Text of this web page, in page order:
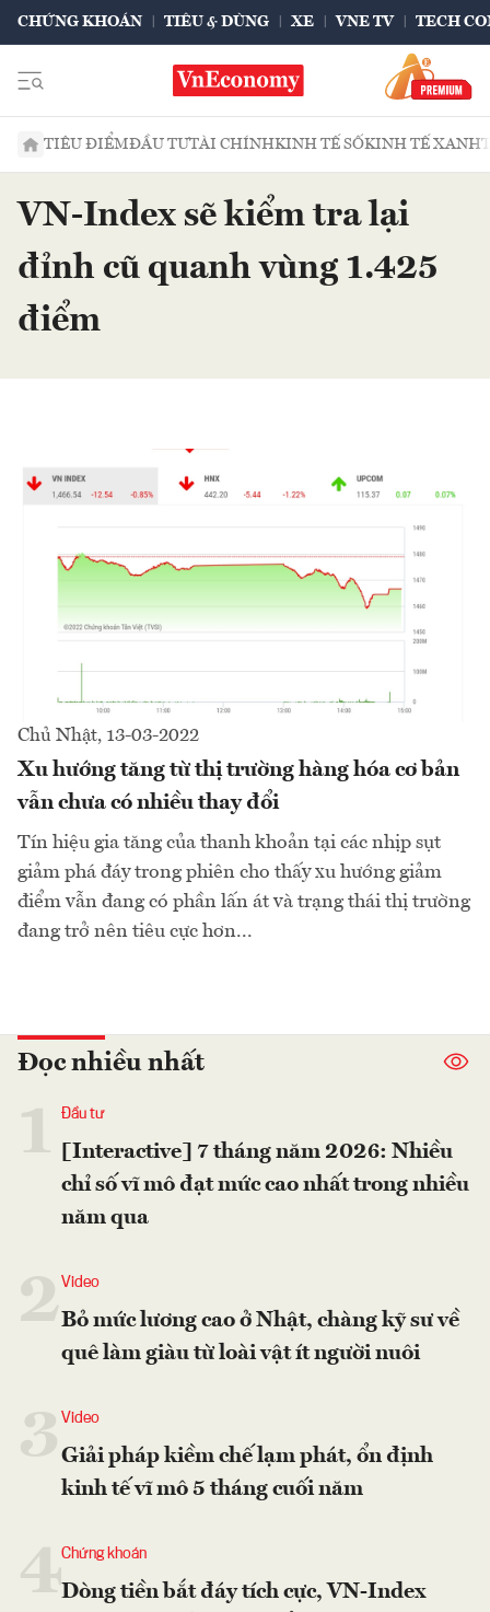
CHỨNG KHOÁN TIÊU & DÙNG XE VNE TV TECH
TIÊU ĐIỂMĐẦU TƯTÀI CHÍNHKINH TẾ SỐKINH TẾ XANH
VN-Index sẽ kiểm tra lại
đỉnh cũ quanh vùng 1.425
điểm
Chủ Nhật, 13-03-2022
Xu hướng tăng từ thị trường hàng hóa cơ bản
vẫn chưa có nhiều thay đổi
Tín hiệu gia tăng của thanh khoản tại các nhịp sụt
giảm phá đáy trong phiên cho thấy xu hướng giảm
điểm vẫn đang có phần lấn át và trạng thái thị trường
đang trở nên tiêu cực hơn...
Đọc nhiều nhất
Đầu tư
[Interactive] 7 tháng năm 2026: Nhiều
chỉ số vĩ mô đạt mức cao nhất trong nhiều
năm qua
2Video
Bỏ mức lương cao ở Nhật, chàng kỹ sư về
quê làm giàu từ loài vật ít người nuôi
Video
Giải pháp kiềm chế lạm phát, ổn định
kinh tế vĩ mô 5 tháng cuối năm
4Chứng khoán
Dòng tiền bắt đáy tích cực, VN-Index